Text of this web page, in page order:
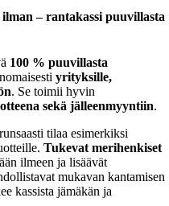
– rantakassi puuvillasta
100 % puuvillasta
yrityksille,
. Se toimii hyvin
sekä jälleenmyyntiin.
tilaa esimerkiksi
Tukevat merihenkiset
ilmeen ja lisäävät
mukavan kantamisen
kassista jämäkän ja